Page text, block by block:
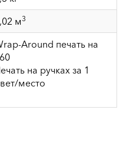
м3
Around печать на
на ручках за 1
место